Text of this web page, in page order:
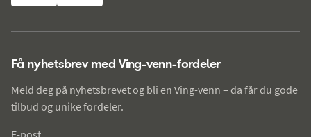
Få nyhetsbrev med Ving-venn-fordeler
Meld deg på nyhetsbrevet og bli en Ving-venn – da får du gode
tilbud og unike fordeler.
E-post